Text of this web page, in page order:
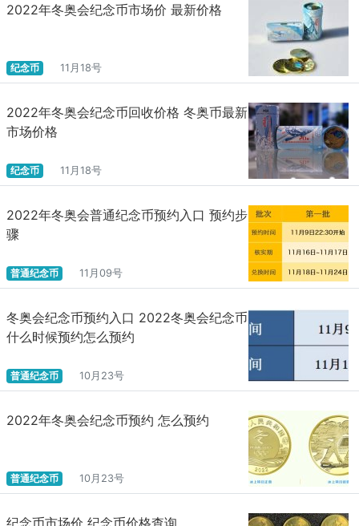
2022年冬奥会纪念币市场价 最新价格
纪念币 11月18号
2022年冬奥会纪念币回收价格 冬奥币最新
市场价格
纪念币 11月18号
2022年冬奥会普通纪念币预约入口 预约步
骤
普通纪念币 11月09号
冬奥会纪念币预约入口 2022冬奥会纪念币
什么时候预约怎么预约
普通纪念币 10月23号
2022年冬奥会纪念币预约 怎么预约
普通纪念币 10月23号
纪念币市场价 纪念币价格查询